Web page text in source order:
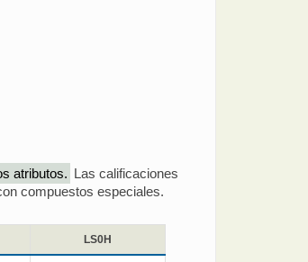
atributos. Las calificaciones
compuestos especiales.
LS0H